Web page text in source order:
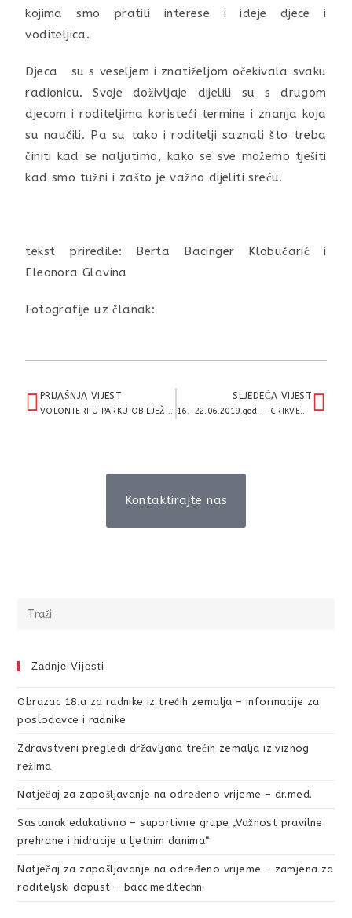
kojima smo pratili interese i ideje djece i
voditeljica.
Djeca su s veseljem i znatiželjom očekivala svaku
radionicu. Svoje doživljaje dijelili su s drugom
djecom i roditeljima koristeći termine i znanja koja
su naučili. Pa su tako i roditelji saznali što treba
činiti kad se naljutimo, kako se sve možemo tješiti
kad smo tužni i zašto je važno dijeliti sreću.
tekst priredile: Berta Bacinger Klobučarić i
Eleonora Glavina
Fotografije uz članak:
PRIJAŠNJA VIJEST
VOLONTERI U PARKU OBILJEŽILI SVJETSKI DAN ZAŠTITE OKOLIŠA
SLJEDEĆA VIJEST
16.-22.06.2019.god. – CRIKVENICA, XIV. INTENZIVNI SEMINAR NADOMJESNOG GOVORA I PSIHOONKOLOŠKE POTPORE, SA TERAPIJAMA
Kontaktirajte nas
Zadnje Vijesti
Obrazac 18.a za radnike iz trećih zemalja – informacije za
poslodavce i radnike
Zdravstveni pregledi državljana trećih zemalja iz viznog
režima
Natječaj za zapošljavanje na određeno vrijeme – dr.med.
Sastanak edukativno – suportivne grupe „Važnost pravilne
prehrane i hidracije u ljetnim danima“
Natječaj za zapošljavanje na određeno vrijeme – zamjena za
roditeljski dopust – bacc.med.techn.